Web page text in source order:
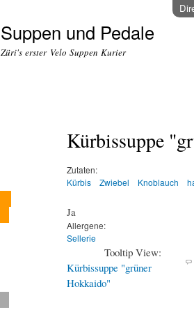
Suppen und Pedale
Züri's erster Velo Suppen Kurier
Kürbissuppe
Zutaten:
Kürbis
Zwiebel Knoblauch
Ja
Allergene:
Sellerie
Tooltip View:
Kürbissuppe "grüner
Hokkaido"